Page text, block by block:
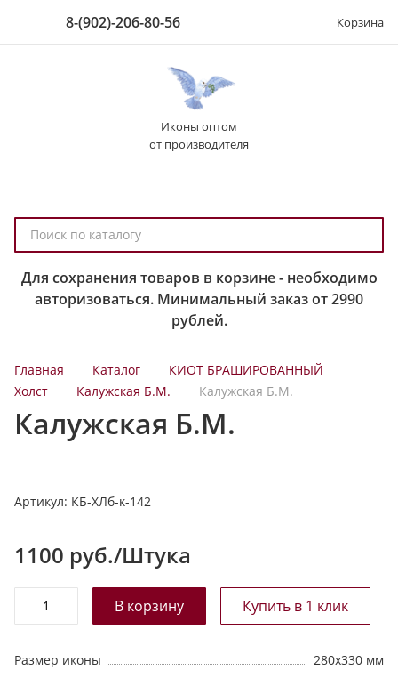
8-(902)-206-80-56 Корзина
Иконы оптом
от производителя
о
к
а
т
а
г
Для сохранения товаров в корзине - необходимо
авторизоваться. Минимальный заказ от 2990
рублей.
Главная Каталог
КИОТ БРАШИРОВАННЫЙ
Холст
Калужская Б.М. Калужская Б.М.
Калужская Б.М.
Артикул: КБ-ХЛб-к-142
1100 руб./Штука
Размер иконы 280х330 мм